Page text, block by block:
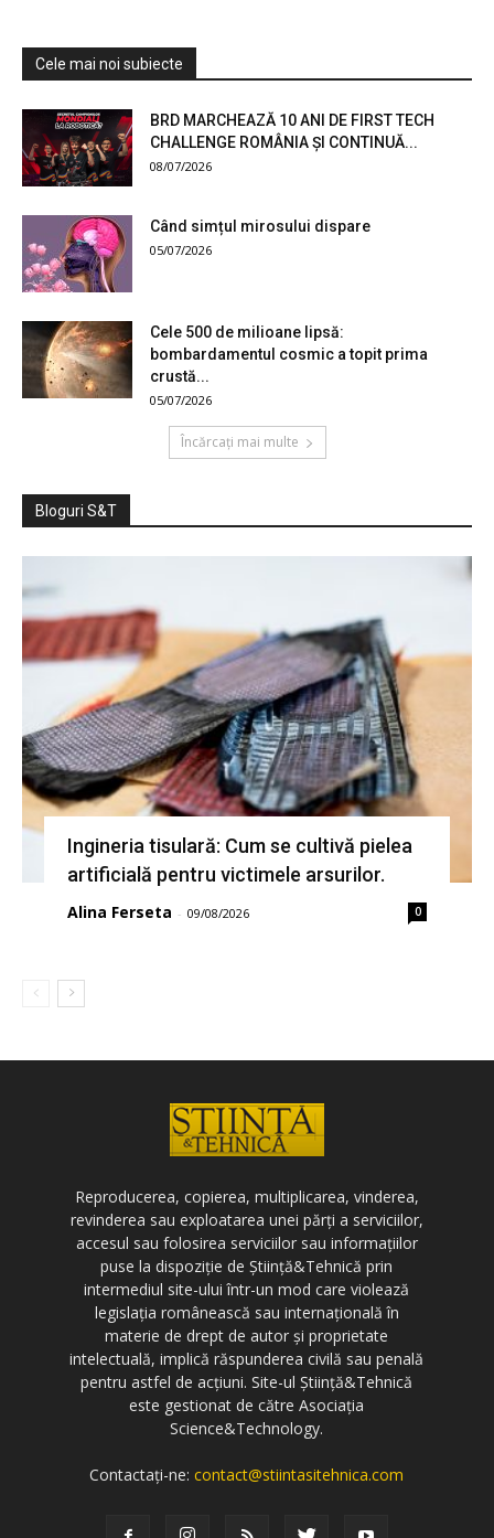
Cele mai noi subiecte
BRD MARCHEAZĂ 10 ANI DE FIRST TECH
CHALLENGE ROMÂNIA ȘI CONTINUĂ...
08/07/2026
Când simțul mirosului dispare
05/07/2026
Cele 500 de milioane lipsă:
bombardamentul cosmic a topit prima
crustă...
05/07/2026
Încărcați mai multe
Bloguri S&T
Ingineria tisulară: Cum se cultivă pielea
artificială pentru victimele arsurilor.
Alina Ferseta - 09/08/2026 0
Reproducerea, copierea, multiplicarea, vinderea,
revinderea sau exploatarea unei părți a serviciilor,
accesul sau folosirea serviciilor sau informațiilor
puse la dispoziție de Știință&Tehnică prin
intermediul site-ului într-un mod care violează
legislația românească sau internațională în
materie de drept de autor și proprietate
intelectuală, implică răspunderea civilă sau penală
pentru astfel de acțiuni. Site-ul Știință&Tehnică
este gestionat de către Asociația
Science&Technology.
Contactați-ne:contact@stiintasitehnica.com